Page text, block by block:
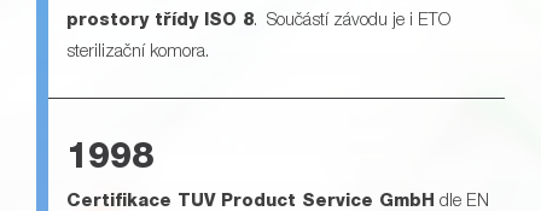
prostory třídy ISO 8. Součástí závodu je i ETO
sterilizační komora.
1998
Certifikace TUV Product Service GmbH dle EN